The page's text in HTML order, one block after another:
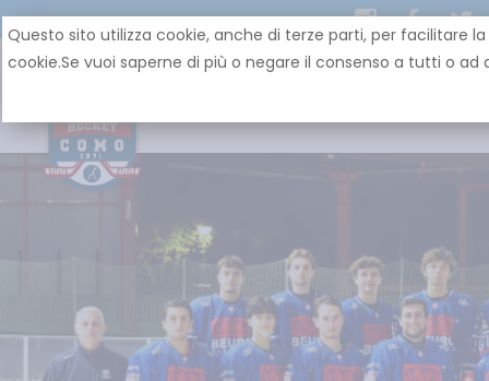
Questo sito utilizza cookie, anche di terze parti, per facilitare
cookie.Se vuoi saperne di più o negare il consenso a tutti o ad